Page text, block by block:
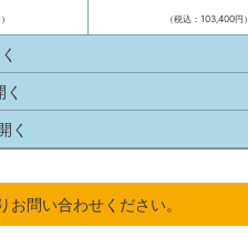
（税込：103,400円）
く
く
お問い合わせください。